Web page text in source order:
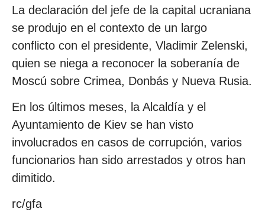
La declaración del jefe de la capital ucraniana
se produjo en el contexto de un largo
conflicto con el presidente, Vladimir Zelenski,
quien se niega a reconocer la soberanía de
Moscú sobre Crimea, Donbás y Nueva Rusia.
En los últimos meses, la Alcaldía y el
Ayuntamiento de Kiev se han visto
involucrados en casos de corrupción, varios
funcionarios han sido arrestados y otros han
dimitido.
rc/gfa